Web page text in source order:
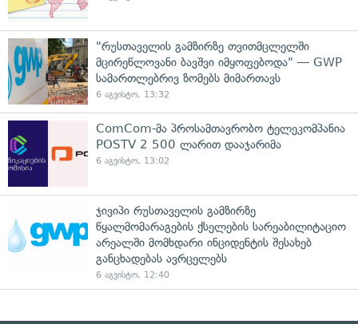
"რუსთაველის გამზირზე თვითმცლელში
მცირეწლოვანი ბავშვი იმყოფებოდა" — GWP
სამართლებრივ ზომებს მიმართავს
6 აგვისტო, 13:32
ComCom-მა პროსამთავრობო ტელეკომპანია
POSTV 2 500 ლარით დააჯარიმა
6 აგვისტო, 13:02
ჯივიპი რუსთაველის გამზირზე
წყალმომარაგების ქსელების სარეაბილიტაციო
არეალში მომხდარი ინციდენტის შესახებ
განცხადებას ავრცელებს
6 აგვისტო, 12:40